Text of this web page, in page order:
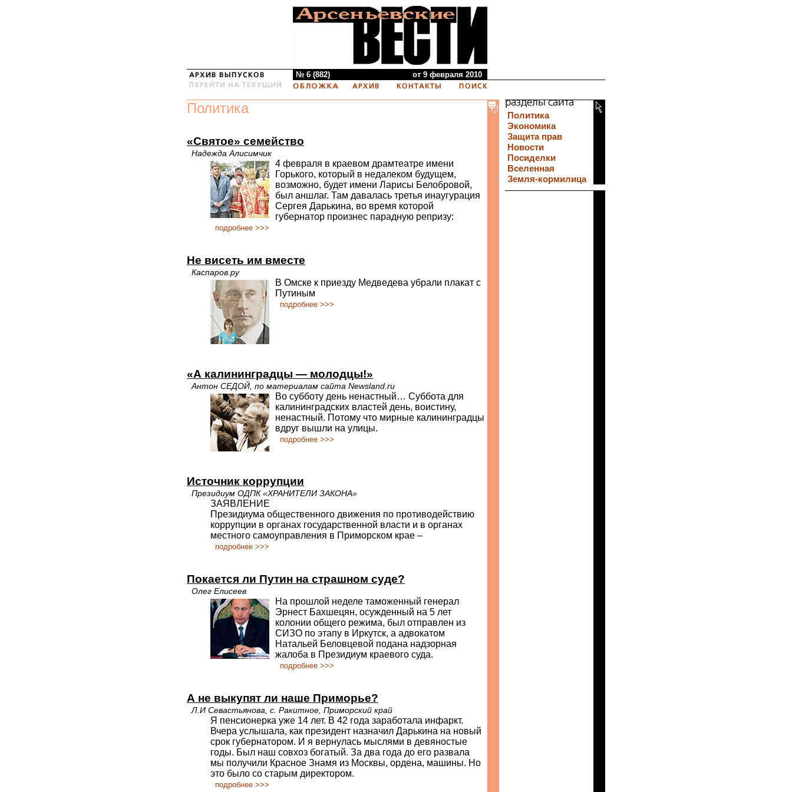
№ 6 (882) от 9 февраля 2010
Политика
«Святое» семейство
Надежда Алисимчик
4 февраля в краевом драмтеатре имени
Горького, который в недалеком будущем,
возможно, будет имени Ларисы Белобровой,
был аншлаг. Там давалась третья инаугурация
Сергея Дарькина, во время которой
губернатор произнес парадную репризу:
подробнее >>>
Не висеть им вместе
Каспаров.ру
В Омске к приезду Медведева убрали плакат с
Путиным
подробнее >>>
«А калининградцы — молодцы!»
Антон СЕДОЙ, по материалам сайта Newsland.ru
Во субботу день ненастный… Суббота для
калининградских властей день, воистину,
ненастный. Потому что мирные калининградцы
вдруг вышли на улицы.
подробнее >>>
Источник коррупции
Президиум ОДПК «ХРАНИТЕЛИ ЗАКОНА»
ЗАЯВЛЕНИЕ
Президиума общественного движения по противодействию
коррупции в органах государственной власти и в органах
местного самоуправления в Приморском крае –
подробнее >>>
Покается ли Путин на страшном суде?
Олег Елисеев
На прошлой неделе таможенный генерал
Эрнест Бахшецян, осужденный на 5 лет
колонии общего режима, был отправлен из
СИЗО по этапу в Иркутск, а адвокатом
Натальей Беловцевой подана надзорная
жалоба в Президиум краевого суда.
подробнее >>>
А не выкупят ли наше Приморье?
Л.И Севастьянова, с. Ракитное, Приморский край
Я пенсионерка уже 14 лет. В 42 года заработала инфаркт.
Вчера услышала, как президент назначил Дарькина на новый
срок губернатором. И я вернулась мыслями в девяностые
годы. Был наш совхоз богатый. За два года до его развала
мы получили Красное Знамя из Москвы, ордена, машины. Но
это было со старым директором.
подробнее >>>
Политика
Экономика
Защита прав
Новости
Посиделки
Вселенная
Земля-кормилица